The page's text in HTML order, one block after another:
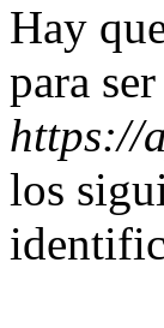
Hay
para
https://
los